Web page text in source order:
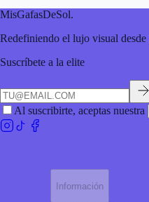
MisGafasDeSol.
Redefiniendo el lujo visual desde
Suscríbete a la elite
Al suscribirte, aceptas nuestra
Información